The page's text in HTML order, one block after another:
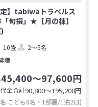
】tabiwaトラベルス
旬撰」★【月の棟】
10畳
2～5名
煙
45,400～97,600円
金合計90,800〜195,200円
こども0名・1部屋/1泊2日)